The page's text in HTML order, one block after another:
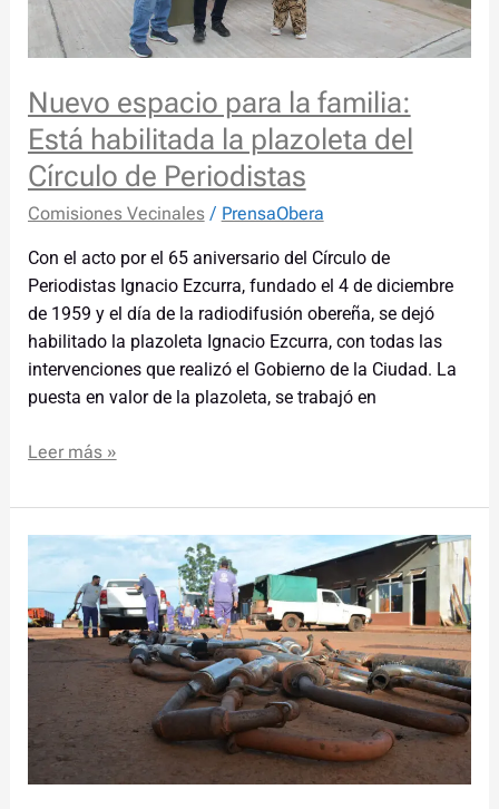
Nuevo espacio para la familia:
Está habilitada la plazoleta del
Círculo de Periodistas
Comisiones Vecinales/ PrensaObera
Con el acto por el 65 aniversario del Círculo de
Periodistas Ignacio Ezcurra, fundado el 4 de diciembre
de 1959 y el día de la radiodifusión obereña, se dejó
habilitado la plazoleta Ignacio Ezcurra, con todas las
intervenciones que realizó el Gobierno de la Ciudad. La
puesta en valor de la plazoleta, se trabajó en
Círculo
de
Leer más »
Se
compactaron
caños
de
escape
generan
ruidos
molestos